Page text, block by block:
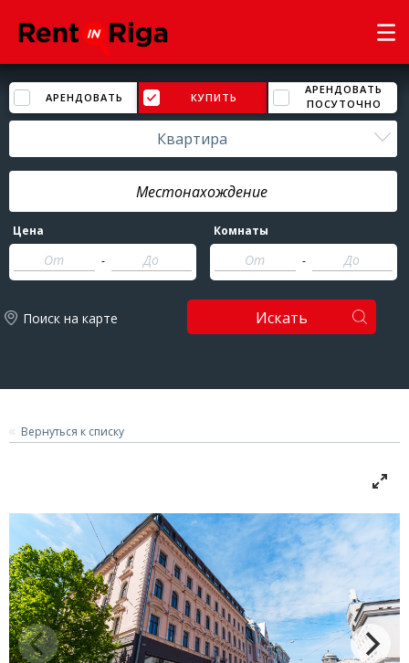
АРЕНДОВАТЬ КУПИТЬ
АРЕНДОВАТЬ
ПОСУТОЧНО
Квартира
Цена
-
Комнаты
-
Поиск на карте Искать
Вернуться к списку